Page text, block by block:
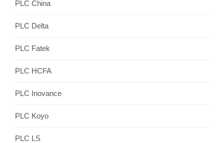
PLC China
PLC Delta
PLC Fatek
PLC HCFA
PLC Inovance
PLC Koyo
PLC LS